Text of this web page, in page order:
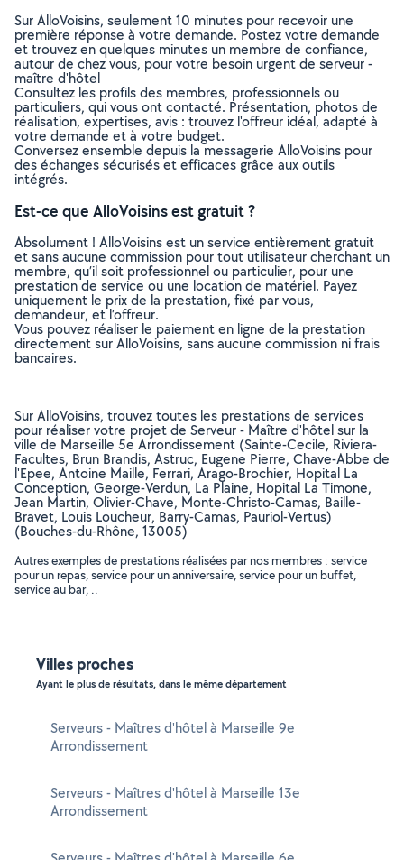
Sur AlloVoisins, seulement 10 minutes pour recevoir une
première réponse à votre demande. Postez votre demande
et trouvez en quelques minutes un membre de confiance,
autour de chez vous, pour votre besoin urgent de serveur -
maître d'hôtel
Consultez les profils des membres, professionnels ou
particuliers, qui vous ont contacté. Présentation, photos de
réalisation, expertises, avis : trouvez l'offreur idéal, adapté à
votre demande et à votre budget.
Conversez ensemble depuis la messagerie AlloVoisins pour
des échanges sécurisés et efficaces grâce aux outils
intégrés.
Est-ce que AlloVoisins est gratuit ?
Absolument ! AlloVoisins est un service entièrement gratuit
et sans aucune commission pour tout utilisateur cherchant un
membre, qu’il soit professionnel ou particulier, pour une
prestation de service ou une location de matériel. Payez
uniquement le prix de la prestation, fixé par vous,
demandeur, et l’offreur.
Vous pouvez réaliser le paiement en ligne de la prestation
directement sur AlloVoisins, sans aucune commission ni frais
bancaires.
Sur AlloVoisins, trouvez toutes les prestations de services
pour réaliser votre projet de Serveur - Maître d'hôtel sur la
ville de Marseille 5e Arrondissement (Sainte-Cecile, Riviera-
Facultes, Brun Brandis, Astruc, Eugene Pierre, Chave-Abbe de
l'Epee, Antoine Maille, Ferrari, Arago-Brochier, Hopital La
Conception, George-Verdun, La Plaine, Hopital La Timone,
Jean Martin, Olivier-Chave, Monte-Christo-Camas, Baille-
Bravet, Louis Loucheur, Barry-Camas, Pauriol-Vertus)
(Bouches-du-Rhône, 13005)
Autres exemples de prestations réalisées par nos membres : service
pour un repas, service pour un anniversaire, service pour un buffet,
service au bar, ..
Villes proches
Ayant le plus de résultats, dans le même département
Serveurs - Maîtres d'hôtel à Marseille 9e
Arrondissement
Serveurs - Maîtres d'hôtel à Marseille 13e
Arrondissement